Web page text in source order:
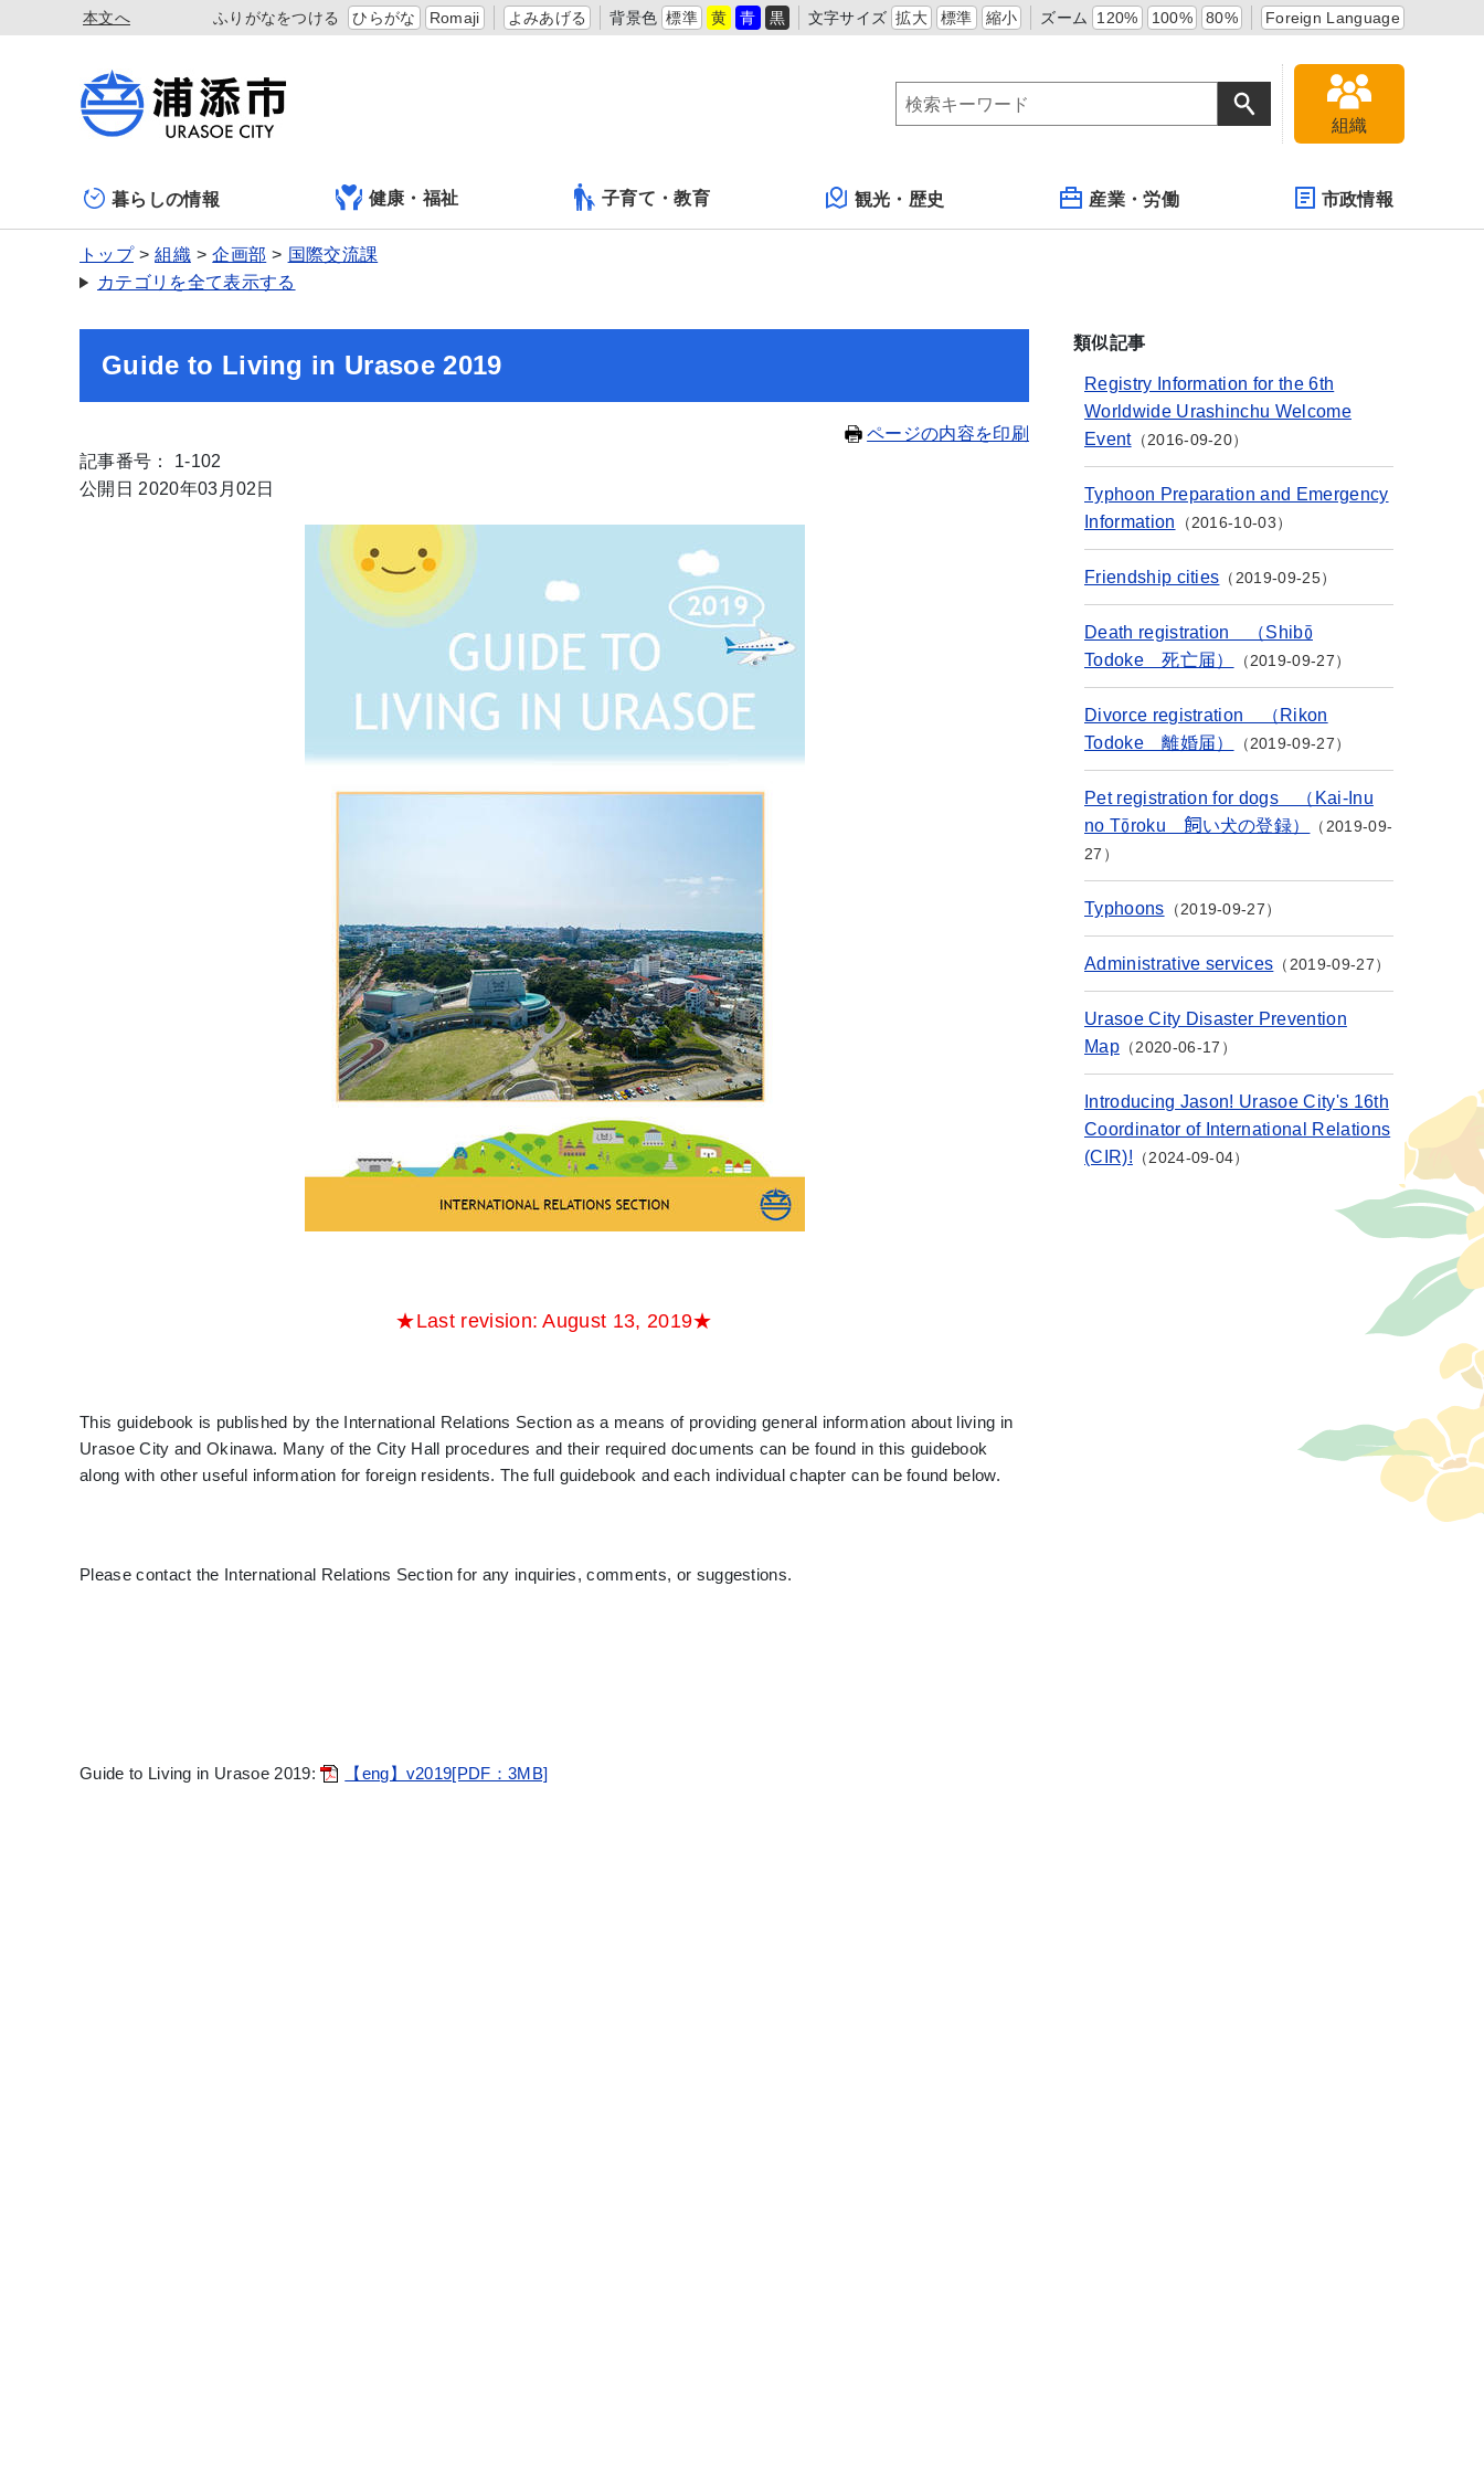
本文へ ふりがなをつける ひらがな Romaji よみあげる 背景色 標準 黄 青 黒 文字サイズ 拡大 標準 縮小 ズーム 120% 100% 80% Foreign Language
組織
暮らしの情報 健康・福祉 子育て・教育 観光・歴史 産業・労働 市政情報
トップ 組織 企画部
国際交流課
カテゴリを全て表示する
Guide to Living in Urasoe 2019
ページの内容を印刷
記事番号： 1-102
公開日 2020年03月02日
★Last revision: August 13, 2019★
This guidebook is published by the International Relations Section as a means of providing general information about living in
Urasoe City and Okinawa. Many of the City Hall procedures and their required documents can be found in this guidebook
along with other useful information for foreign residents. The full guidebook and each individual chapter can be found below.
Please contact the International Relations Section for any inquiries, comments, or suggestions.
Guide to Living in Urasoe 2019: 【eng】v2019[PDF：3MB]
類似記事
Registry Information for the 6th
Worldwide Urashinchu Welcome
Event
2016-09-20
Typhoon Preparation and Emergency
Information
2016-10-03
Friendship cities 2019-09-25
Death registration （Shibō
Todoke 死亡届）
2019-09-27
Divorce registration （Rikon
Todoke 離婚届）
2019-09-27
Pet registration for dogs （Kai-Inu
no Tōroku 飼い犬の登録）
2019-09-
27
Typhoons 2019-09-27
Administrative services 2019-09-27
Urasoe City Disaster Prevention
Map
2020-06-17
Introducing Jason! Urasoe City's 16th
Coordinator of International Relations
(CIR)!
2024-09-04